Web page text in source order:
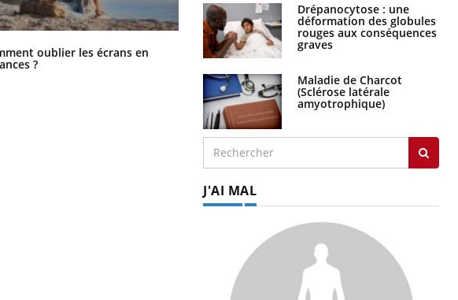
oublier les écrans en
?
Toujours connectés : comment le
travail empiète de plus en plus sur
nos soirées
Drépanocytose : une
déformation des globules
rouges aux conséquences
graves
Maladie de Charcot
(Sclérose latérale
amyotrophique)
J'AI MAL